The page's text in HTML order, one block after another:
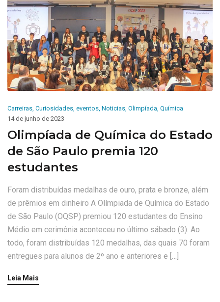
Carreiras, Curiosidades, eventos, Noticias, Olimpíada, Química
14 de junho de 2023
Olimpíada de Química do Estado
de São Paulo premia 120
estudantes
Foram distribuídas medalhas de ouro, prata e bronze, além
de prêmios em dinheiro A Olímpiada de Química do Estado
de São Paulo (OQSP) premiou 120 estudantes do Ensino
Médio em cerimônia aconteceu no último sábado (3). Ao
todo, foram distribuídas 120 medalhas, das quais 70 foram
entregues para alunos de 2º ano e anteriores e […]
Leia Mais